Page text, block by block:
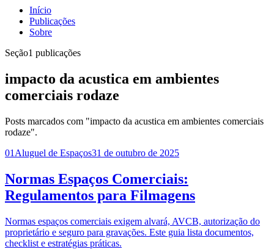
Início
Publicações
Sobre
Seção1 publicações
impacto da acustica em ambientes
comerciais rodaze
Posts marcados com "impacto da acustica em ambientes comerciais
rodaze".
01 Aluguel de Espaços31 de outubro de 2025
Normas Espaços Comerciais:
Regulamentos para Filmagens
Normas espaços comerciais exigem alvará, AVCB, autorização do
proprietário e seguro para gravações. Este guia lista documentos,
checklist e estratégias práticas.